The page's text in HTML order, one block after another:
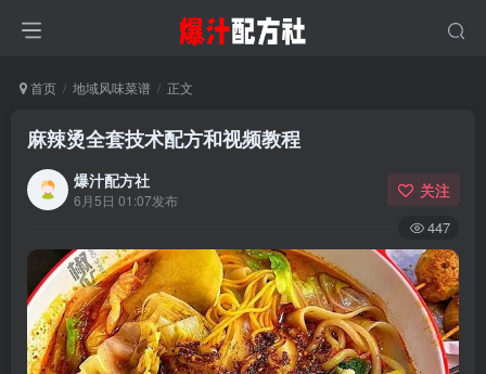
首页 地域风味菜谱 正文
麻辣烫全套技术配方和视频教程
爆汁配方社
6月5日 01:07发布 关注
447